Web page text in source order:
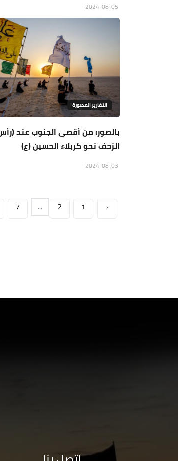
التقارير المصورة
بالصور: من أقصى الجنوب عند
الزحف نحو كربلاء الحسين (ع)
‹
1
2
...
7